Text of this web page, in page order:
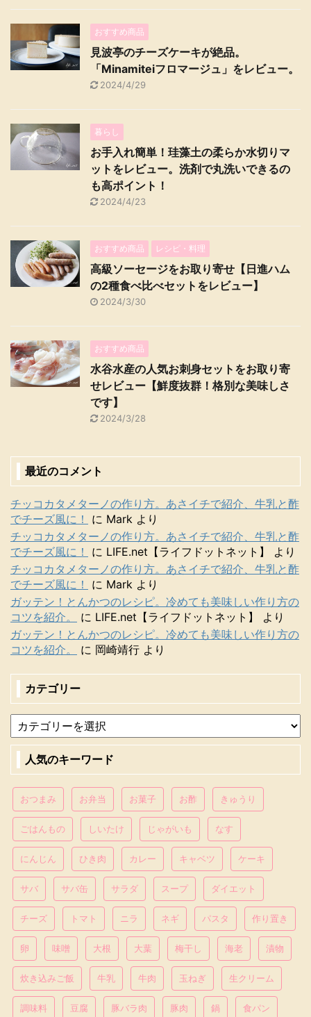
おすすめ商品
見波亭のチーズケーキが絶品。
「Minamiteiフロマージュ」をレビュー。
2024/4/29
暮らし
お手入れ簡単！珪藻土の柔らか水切りマ
ットをレビュー。洗剤で丸洗いできるの
も高ポイント！
2024/4/23
おすすめ商品 レシピ・料理
高級ソーセージをお取り寄せ【日進ハム
の2種食べ比べセットをレビュー】
2024/3/30
おすすめ商品
水谷水産の人気お刺身セットをお取り寄
せレビュー【鮮度抜群！格別な美味しさ
です】
2024/3/28
最近のコメント
チッコカタメターノの作り方。あさイチで紹介、牛乳と酢
でチーズ風に！
に Mark より
チッコカタメターノの作り方。あさイチで紹介、牛乳と酢
でチーズ風に！
に LIFE.net【ライフドットネット】
より
チッコカタメターノの作り方。あさイチで紹介、牛乳と酢
でチーズ風に！
に Mark より
ガッテン！とんかつのレシピ。冷めても美味しい作り方の
コツを紹介。
に LIFE.net【ライフドットネット】
より
ガッテン！とんかつのレシピ。冷めても美味しい作り方の
コツを紹介。
に 岡崎靖行 より
カテゴリー
人気のキーワード
おつまみ お弁当 お菓子 お酢 きゅうり
ごはんもの しいたけ じゃがいも なす
にんじん ひき肉 カレー キャベツ ケーキ
サバ サバ缶 サラダ スープ ダイエット
チーズ トマト ニラ ネギ パスタ 作り置き
卵 味噌 大根 大葉 梅干し 海老 漬物
炊き込みご飯 牛乳 牛肉 玉ねぎ 生クリーム
調味料 豆腐 豚バラ肉 豚肉 鍋 食パン